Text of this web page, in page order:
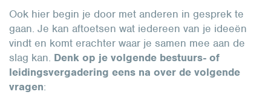
Ook hier begin je door met anderen in gesprek te
gaan. Je kan aftoetsen wat iedereen van je ideeën
vindt en komt erachter waar je samen mee aan de
slag kan. Denk op je volgende bestuurs- of
leidingsvergadering eens na over de volgende
vragen: